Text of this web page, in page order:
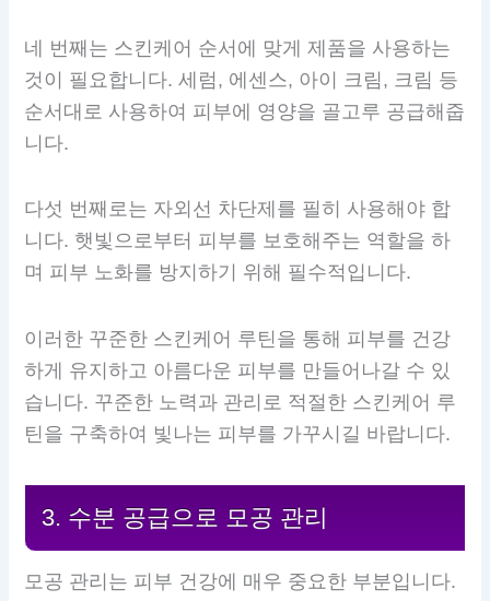
네 번째는 스킨케어 순서에 맞게 제품을 사용하는
것이 필요합니다. 세럼, 에센스, 아이 크림, 크림 등
순서대로 사용하여 피부에 영양을 골고루 공급해줍
니다.
다섯 번째로는 자외선 차단제를 필히 사용해야 합
니다. 햇빛으로부터 피부를 보호해주는 역할을 하
며 피부 노화를 방지하기 위해 필수적입니다.
이러한 꾸준한 스킨케어 루틴을 통해 피부를 건강
하게 유지하고 아름다운 피부를 만들어나갈 수 있
습니다. 꾸준한 노력과 관리로 적절한 스킨케어 루
틴을 구축하여 빛나는 피부를 가꾸시길 바랍니다.
3. 수분 공급으로 모공 관리
모공 관리는 피부 건강에 매우 중요한 부분입니다.